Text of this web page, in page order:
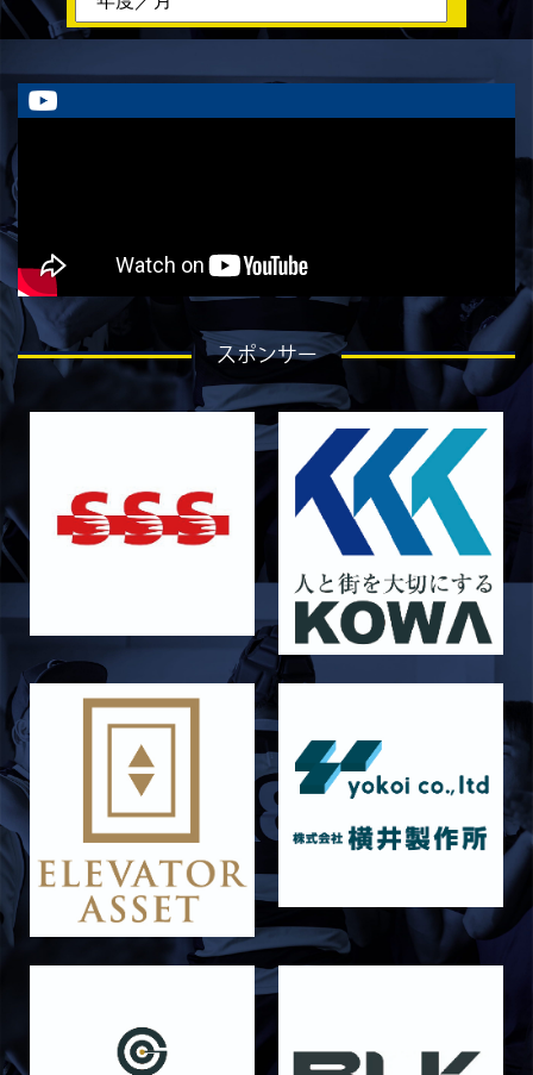
ラストイヤーにかける想い-石飛冬輝-
ラストイヤーにかける想い-石岡泰一-
2026/07/25
STAFF blog
2026/06/27
STAFF blog
2026/06/26
STAFF blog
【Rits Familyのバトン】vol. 2 稲西輝紀
STAFF blog
6月20日 花園大学
2026/06/16
STAFF blog
STAFF blog
2026/06/12
STAFF blog
【Rits Familyのバトン】vol. 1 北村瞬太郎
2026/06/03
【「イヤーブック2026」にお名前を掲載／サポ
ーター募集のお知らせ】
2026/05/31
STAFF blog
5月31日 関西学院大学AB
2026/05/31
STAFF blog
5月30日 関西学院大学CD
STAFF blog
2026/05/26
STAFF blog
5月24日 京都産業大学
スポンサー